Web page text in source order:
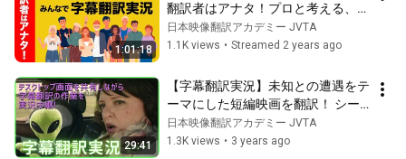
1:01:18
翻訳者はアナタ！プロと考える、み
んなで字幕翻訳実況
日本映像翻訳アカデミー JVTA
1.1K views • Streamed 2 years ago
29:41
【字幕翻訳実況】未知との遭遇をテ
ーマにした短編映画を翻訳！ シー
ズン2#1
日本映像翻訳アカデミー JVTA
1.3K views • 3 years ago